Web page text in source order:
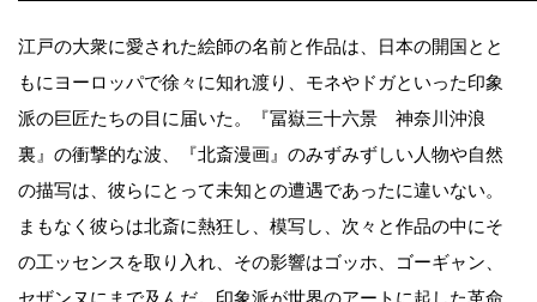
江戸の大衆に愛された絵師の名前と作品は、日本の開国とと
もにヨーロッパで徐々に知れ渡り、モネやドガといった印象
派の巨匠たちの目に届いた。『冨嶽三十六景 神奈川沖浪
裏』の衝撃的な波、『北斎漫画』のみずみずしい人物や自然
の描写は、彼らにとって未知との遭遇であったに違いない。
まもなく彼らは北斎に熱狂し、模写し、次々と作品の中にそ
の工ッセンスを取り入れ、その影響はゴッホ、ゴーギャン、
セザンヌにまで及んだ。印象派が世界のアートに起した革命